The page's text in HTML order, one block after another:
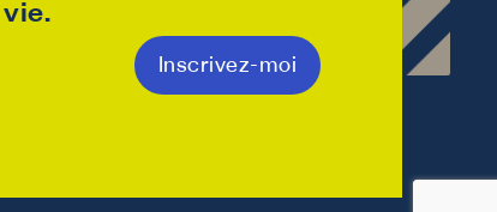
Inscrivez-moi